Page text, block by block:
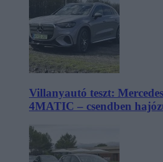
Villanyautó teszt:
4MATIC – csendben